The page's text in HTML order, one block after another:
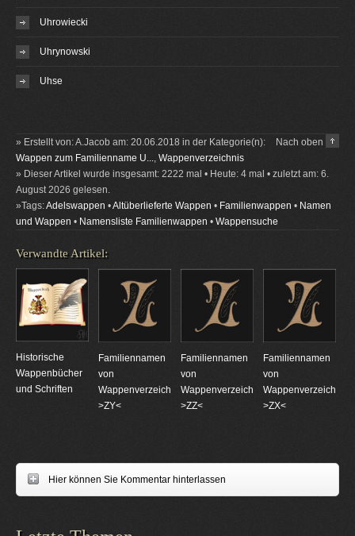
Uhrowiecki
Uhrynowski
Uhse
Nach oben
» Erstellt von: A.Jacob am: 20.06.2018 in der Kategorie(n):
Wappen zum Familienname U..., Wappenverzeichnis
» Dieser Artikel wurde insgesamt: 2222 mal • Heute: 4 mal • zuletzt am: 6.
August 2026 gelesen.
»Tags:Adelswappen •Altüberlieferte Wappen • Familienwappen • Namen
und Wappen • Namensliste Familienwappen • Wappensuche
Verwandte Artikel:
Historische
Wappenbücher
und Schriften
Familiennamen
von
Wappenverzeichnungen
>ZY<
Familiennamen
von
Wappenverzeichnungen
>ZZ<
Familiennamen
von
>ZX<
Hier können Sie Kommentar hinterlassen